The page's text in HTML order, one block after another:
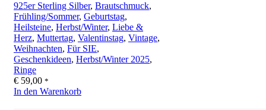
925er Sterling Silber, Brautschmuck,
Frühling/Sommer, Geburtstag,
Heilsteine, Herbst/Winter, Liebe &
Herz, Muttertag, Valentinstag, Vintage,
Weihnachten, Für SIE,
Geschenkideen, Herbst/Winter 2025,
Ringe
€ 59,00 *
In den Warenkorb